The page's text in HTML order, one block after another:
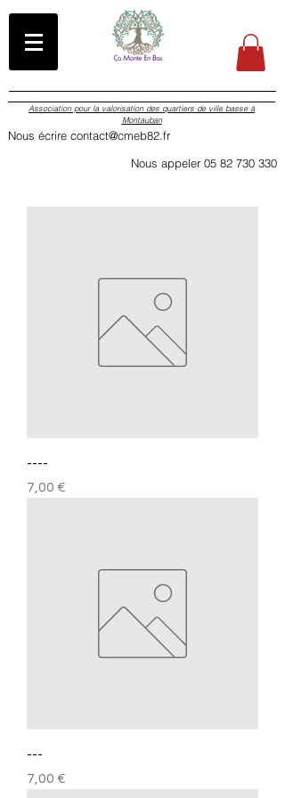
Association pour la valorisation des quartiers de ville basse à
Montauban
Nous écrire contact@cmeb82.fr
Nous appeler 05 82 730 330
----
Prix
7,00 €
---
Prix
7,00 €